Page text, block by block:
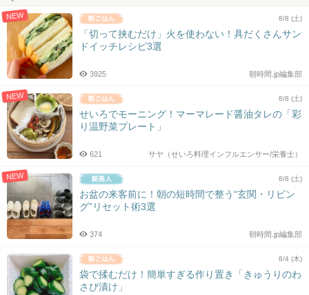
NEW 8/8 (土)
「切って挟むだけ」火を使わない！具だくさんサン
ドイッチレシピ3選
朝時間.jp編集部
3925
NEW 8/8 (土)
せいろでモーニング！マーマレード醤油タレの「彩
り温野菜プレート」
サヤ（せいろ料理インフルエンサー/栄養士）
621
NEW 8/8 (土)
お盆の来客前に！朝の短時間で整う“玄関・リビン
グ”リセット術3選
朝時間.jp編集部
374
8/4 (木)
袋で揉むだけ！簡単すぎる作り置き「きゅうりのわ
さび漬け」